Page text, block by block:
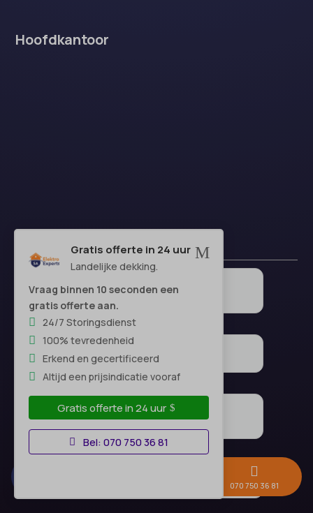
M
Gratis offerte in 24 uur
Landelijke dekking.
Vraag binnen 10 seconden een
gratis offerte aan.
24/7 Storingsdienst
100% tevredenheid
Erkend en gecertificeerd
Altijd een prijsindicatie vooraf
Gratis offerte in 24 uur
Bel: 070 750 36 81
Hoofdkantoor

070 750 36 81